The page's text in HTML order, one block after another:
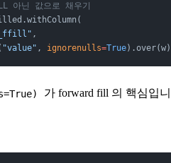
아닌 값으로 채우기
,
"value" , ignorenulls=True
가 forward fill 의 핵심입